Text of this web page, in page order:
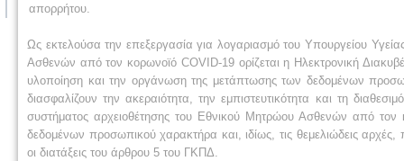
απορρήτου.
Ως εκτελούσα την επεξεργασία για λογαριασμό του Υπουργείου
Ασθενών από τον κορωνοϊό COVID-19 ορίζεται η Ηλεκτρονική
υλοποίηση και την οργάνωση της μετάπτωσης των δεδομένων
διασφαλίζουν την ακεραιότητα, την εμπιστευτικότητα και τη
συστήματος αρχειοθέτησης του Εθνικού Μητρώου Ασθενών από τον
δεδομένων προσωπικού χαρακτήρα και, ιδίως, τις θεμελιώδεις
οι διατάξεις του άρθρου 5 του ΓΚΠΔ.